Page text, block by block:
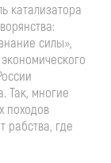
катализатора
силы»,
Так, многие
походов
рабства, где